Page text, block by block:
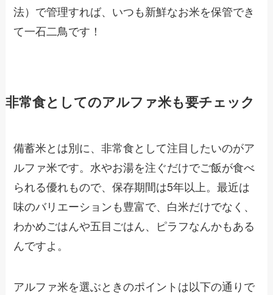
法）で管理すれば、いつも新鮮なお米を保管でき
て一石二鳥です！
非常食としてのアルファ米も要チェック
備蓄米とは別に、非常食として注目したいのがア
ルファ米です。水やお湯を注ぐだけでご飯が食べ
られる優れもので、保存期間は5年以上。最近は
味のバリエーションも豊富で、白米だけでなく、
わかめごはんや五目ごはん、ピラフなんかもある
んですよ。
アルファ米を選ぶときのポイントは以下の通りで